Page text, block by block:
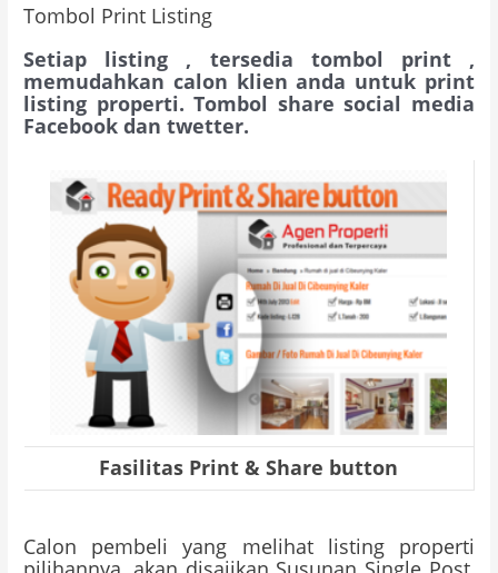
Tombol Print Listing
Setiap listing , tersedia tombol print ,
memudahkan calon klien anda untuk print
listing properti. Tombol share social media
Facebook dan twetter.
Fasilitas Print & Share button
Calon pembeli yang melihat listing properti